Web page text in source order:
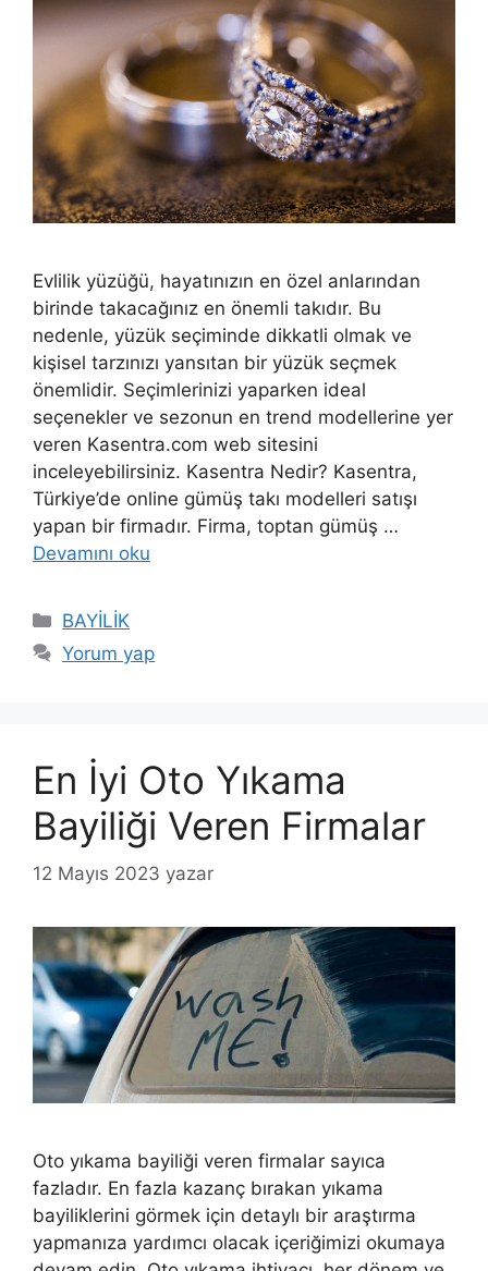
Evlilik yüzüğü, hayatınızın en özel anlarından
birinde takacağınız en önemli takıdır. Bu
nedenle, yüzük seçiminde dikkatli olmak ve
kişisel tarzınızı yansıtan bir yüzük seçmek
önemlidir. Seçimlerinizi yaparken ideal
seçenekler ve sezonun en trend modellerine yer
veren Kasentra.com web sitesini
inceleyebilirsiniz. Kasentra Nedir? Kasentra,
Türkiye’de online gümüş takı modelleri satışı
yapan bir firmadır. Firma, toptan gümüş …
Devamını oku
Kategoriler
BAYİLİK
Yorum yap
En İyi Oto Yıkama
Bayiliği Veren Firmalar
12 Mayıs 2023 yazar
Oto yıkama bayiliği veren firmalar sayıca
fazladır. En fazla kazanç bırakan yıkama
bayiliklerini görmek için detaylı bir araştırma
yapmanıza yardımcı olacak içeriğimizi okumaya